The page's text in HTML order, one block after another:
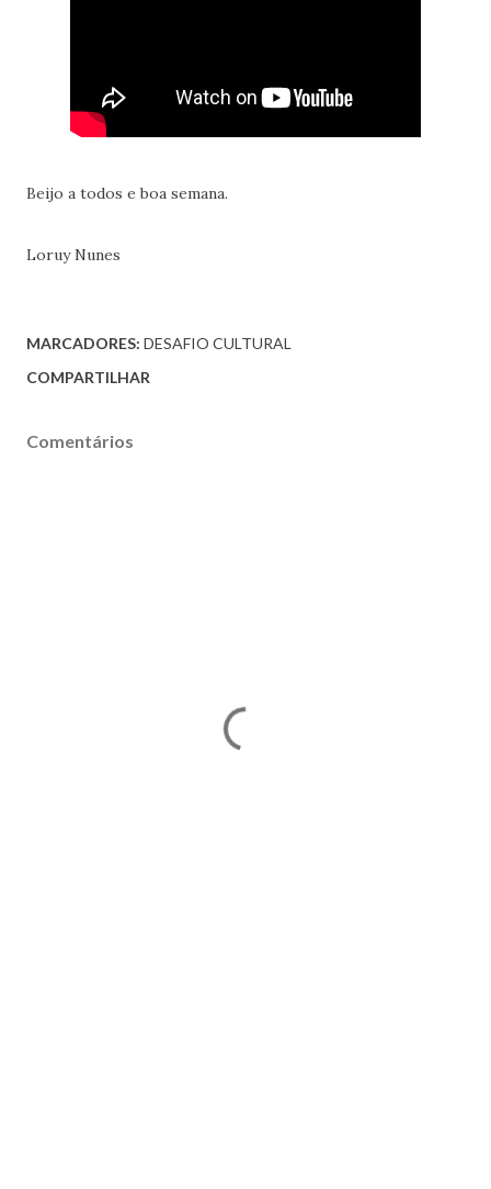
Beijo a todos e boa semana.
Loruy Nunes
MARCADORES: DESAFIO CULTURAL
COMPARTILHAR
Comentários